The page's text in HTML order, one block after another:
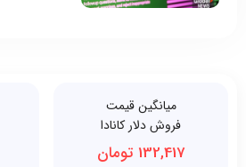
میانگین قیمت
فروش دلار کانادا
132,417 تومان